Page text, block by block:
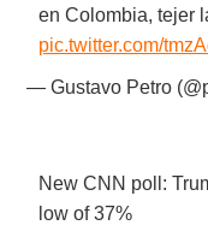
en Colombia, tejer
pic.twitter.com/
— Gustavo Petro
New CNN poll:
low of 37%